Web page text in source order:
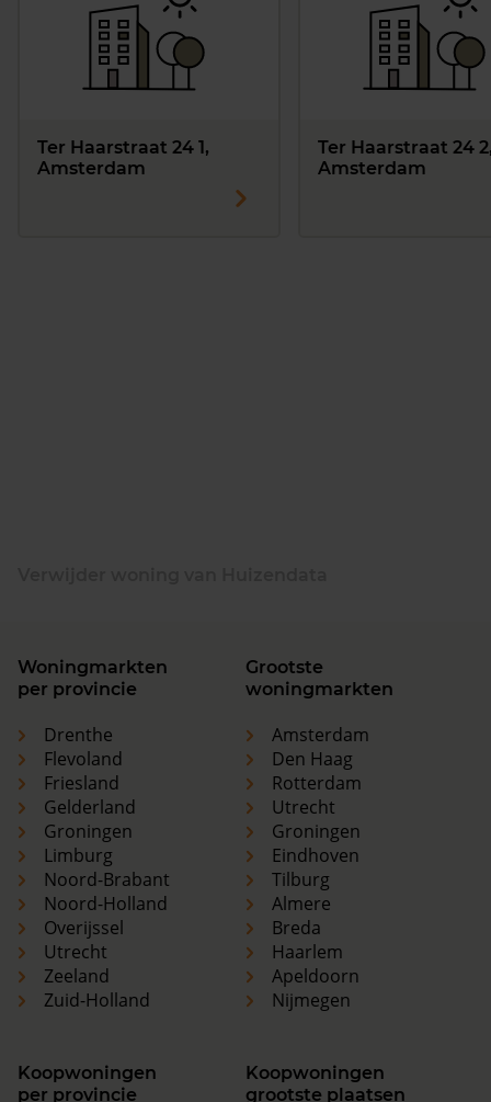
Ter Haarstraat 24 1,
Amsterdam
Ter Haarstraat 24
Amsterdam
Woningmarkten
per provincie
Drenthe
Flevoland
Friesland
Gelderland
Groningen
Limburg
Noord-Brabant
Noord-Holland
Overijssel
Utrecht
Zeeland
Zuid-Holland
Grootste
woningmarkten
Amsterdam
Den Haag
Rotterdam
Utrecht
Groningen
Eindhoven
Tilburg
Almere
Breda
Haarlem
Apeldoorn
Nijmegen
Koopwoningen
per provincie
Koopwoningen
grootste plaatsen